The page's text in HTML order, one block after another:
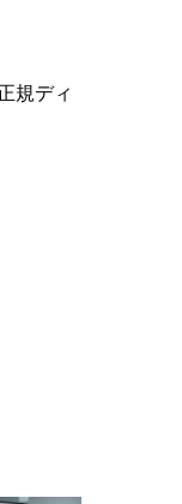
規ディ